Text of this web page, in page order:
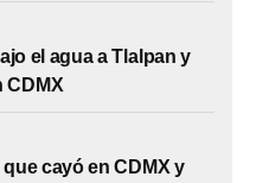
el agua a Tlalpan y
CDMX
cayó en CDMX y